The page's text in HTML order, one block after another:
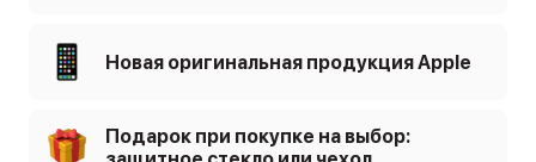
Новая оригинальная продукция Apple
Подарок при покупке на выбор: